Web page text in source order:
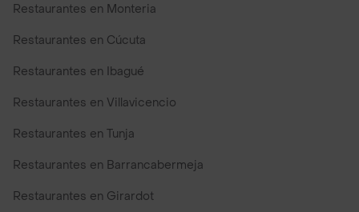
Restaurantes en Monteria
Restaurantes en Cúcuta
Restaurantes en Ibagué
Restaurantes en Villavicencio
Restaurantes en Tunja
Restaurantes en Barrancabermeja
Restaurantes en Girardot